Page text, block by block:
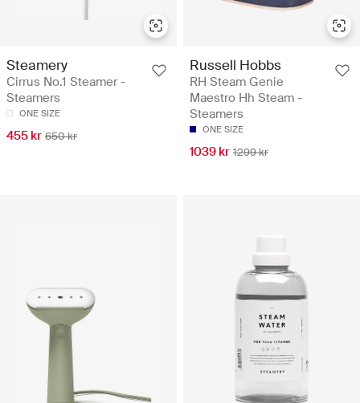
Steamery
Cirrus No.1 Steamer -
Steamers
ONE SIZE
455 kr 650 kr
Russell Hobbs
RH Steam Genie
Maestro Hh Steam -
Steamers
ONE SIZE
1039 kr 1299 kr